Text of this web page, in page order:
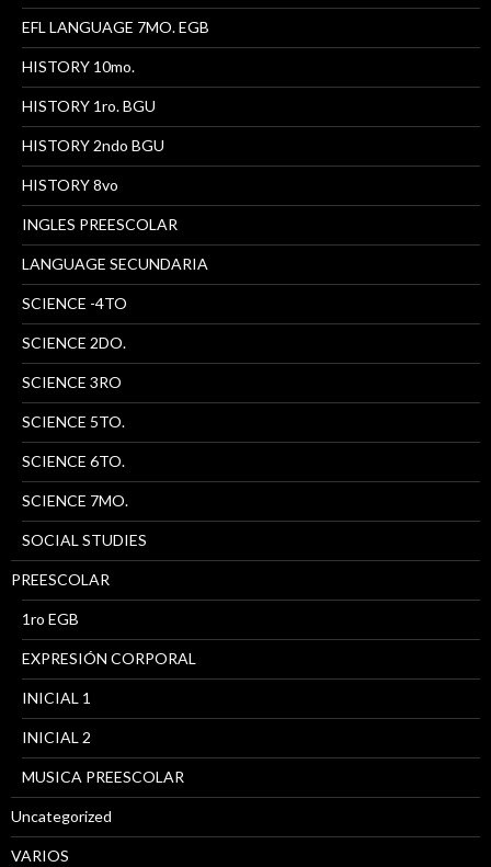
EFL LANGUAGE 7MO. EGB
HISTORY 10mo.
HISTORY 1ro. BGU
HISTORY 2ndo BGU
HISTORY 8vo
INGLES PREESCOLAR
LANGUAGE SECUNDARIA
SCIENCE -4TO
SCIENCE 2DO.
SCIENCE 3RO
SCIENCE 5TO.
SCIENCE 6TO.
SCIENCE 7MO.
SOCIAL STUDIES
PREESCOLAR
1ro EGB
EXPRESIÓN CORPORAL
INICIAL 1
INICIAL 2
MUSICA PREESCOLAR
Uncategorized
VARIOS